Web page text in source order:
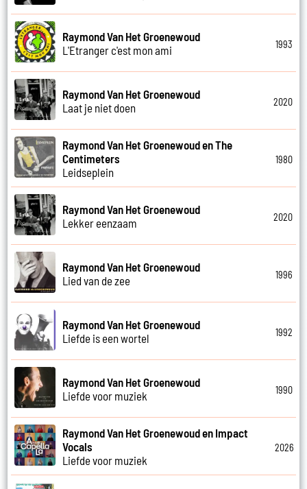
Raymond Van Het Groenewoud
L'Etranger c'est mon ami
1993
Raymond Van Het Groenewoud
Laat je niet doen
2020
Raymond Van Het Groenewoud en The
Centimeters
Leidseplein
1980
Raymond Van Het Groenewoud
Lekker eenzaam
2020
Raymond Van Het Groenewoud
Lied van de zee
1996
Raymond Van Het Groenewoud
Liefde is een wortel
1992
Raymond Van Het Groenewoud
Liefde voor muziek
1990
Raymond Van Het Groenewoud en Impact
Vocals
Liefde voor muziek
2026